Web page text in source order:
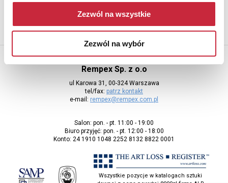
Zezwól na wszystkie
Zezwól na wybór
Rempex Sp. z o.o
ul Karowa 31, 00-324 Warszawa
tel/fax: patrz kontakt
e-mail: rempex@rempex.com.pl
Salon: pon. - pt. 11:00 - 19:00
Biuro przyjęć: pon. - pt. 12:00 - 18:00
Konto: 24 1910 1048 2252 8132 8822 0001
Wszystkie pozycje w katalogach sztuki